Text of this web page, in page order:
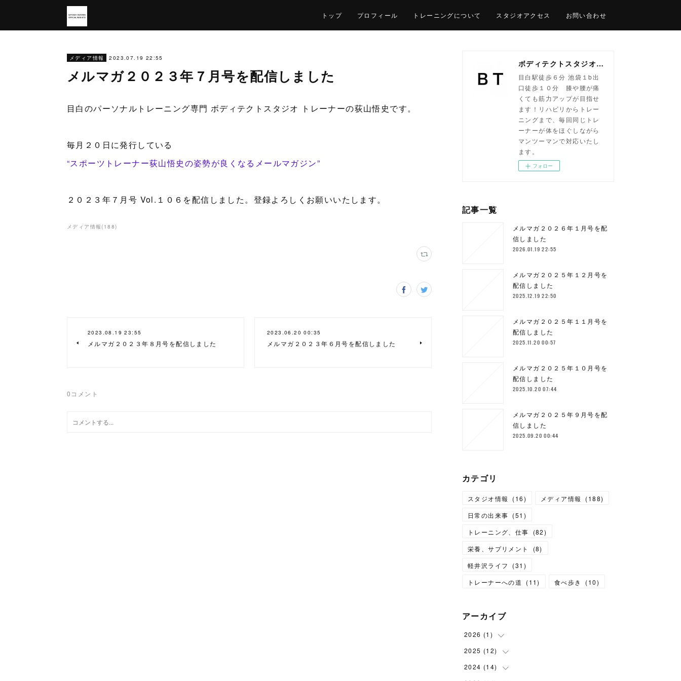
トップ プロフィール トレーニングについて スタジオアクセス お問い合わせ
メディア情報 2023.07.19 22:55
メルマガ２０２３年７月号を配信しました
目白のパーソナルトレーニング専門 ボディテクトスタジオ トレーナーの荻山悟史です。
毎月２０日に発行している
“スポーツトレーナー荻山悟史の姿勢が良くなるメールマガジン”
２０２３年７月号 Vol.１０６を配信しました。登録よろしくお願いいたします。
メディア情報( 188)
2023.08.19 23:55
メルマガ２０２３年８月号を配信しました
2023.06.20 00:35
メルマガ２０２３年６月号を配信しました
0 コメント
ボディテクトスタジオ目白｜パーソナルトレーニング専門
目白駅徒歩６分 池袋１b出
口徒歩１０分 膝や腰が痛
くても筋力アップが目指せ
ます！リハビリからトレー
ニングまで、毎回同じトレ
ーナーが体をほぐしながら
マンツーマンで対応いたし
ます。
フォロー
記事一覧
メルマガ２０２６年１月号を配
信しました
2026.01.19 22:55
メルマガ２０２５年１２月号を
配信しました
2025.12.19 22:50
メルマガ２０２５年１１月号を
配信しました
2025.11.20 00:57
メルマガ２０２５年１０月号を
配信しました
2025.10.20 07:44
メルマガ２０２５年９月号を配
信しました
2025.09.20 00:44
カテゴリ
スタジオ情報 (16) メディア情報 (188)
日常の出来事 (51 )
トレーニング、仕事
(82)
栄養、サプリメント
(8)
軽井沢ライフ
(31 )
トレーナーへの道
(11) 食べ歩き (10)
アーカイブ
2026 (1 )
( 1)
2025 (12)
( 1)
2024 (14)